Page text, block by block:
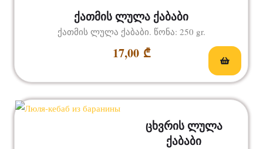
ქათმის ლულა ქაბაბი
17,00 ₾
ქათმის ლულა ქაბაბი. წონა: 250 gr.
ცხვრის ლულა
ქაბაბი